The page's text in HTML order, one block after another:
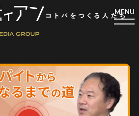
検索